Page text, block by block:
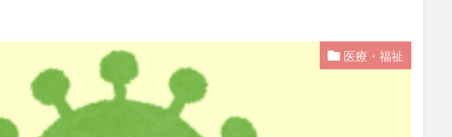
医療・福祉